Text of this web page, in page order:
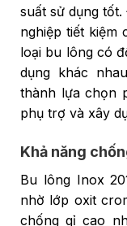
suất sử dụng
nghiệp tiết kiệm
loại bu lông có
dụng khác
thành lựa chọn
phụ trợ và xây
Khả năng
Bu lông Inox
nhờ lớp oxit
chống gỉ cao